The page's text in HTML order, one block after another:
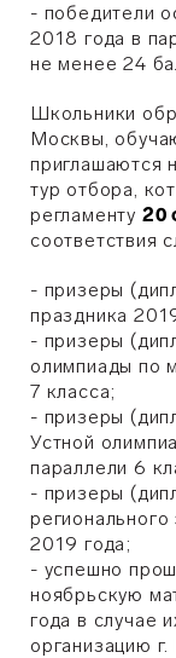
- победители
2018 года в
не менее 24
Школьники
Москвы,
приглашаются
тур отбора,
регламенту 20
соответствия
- призеры
праздника
- призеры
олимпиады по
7 класса;
- призеры
Устной
параллели 6
- призеры
2019 года;
- успешно
ноябрьскую
года в случае
организацию